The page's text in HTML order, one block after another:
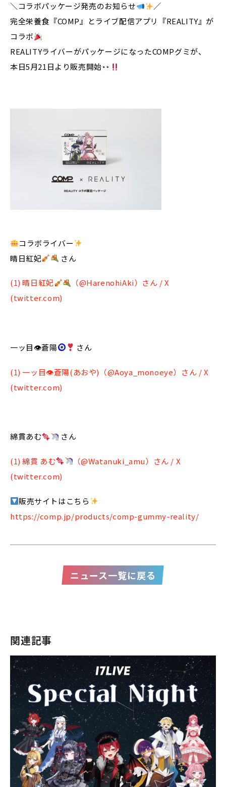
＼コラボパッケージ発売のお知らせ
／
完全栄養食『COMP』とライブ配信アプリ『REALITY』が
コラボ
REALITYライバーがパッケージになったCOMPグミが、
本日5月21日より販売開始
コラボライバー
晴日紅妃
さん
(1) 晴日紅妃
（@HarenohiAki）さん / X
(twitter.com)
一ッ目👁蒼陽 さん
(1) 一ッ目👁蒼陽(あおや)（@Aoya_monoeye）さん / X
(twitter.com)
綿貫あむ さん
(1) 綿貫 あむ
（@Watanuki_amu）さん / X
(twitter.com)
販売サイトはこちら
https://comp.jp/products/comp-gummy-reality/
ニュース一覧に戻る
関連記事